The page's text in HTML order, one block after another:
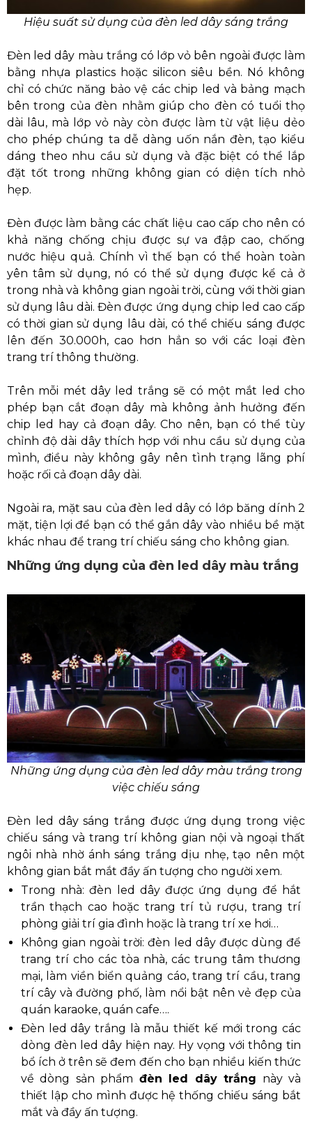
Hiệu suất sử dụng của đèn led dây sáng trắng
Đèn led dây màu trắng có lớp vỏ bên ngoài được làm
bằng nhựa plastics hoặc silicon siêu bền. Nó không
chỉ có chức năng bảo vệ các chip led và bảng mạch
bên trong của đèn nhằm giúp cho đèn có tuổi thọ
dài lâu, mà lớp vỏ này còn được làm từ vật liệu dẻo
cho phép chúng ta dễ dàng uốn nắn đèn, tạo kiểu
dáng theo nhu cầu sử dụng và đặc biệt có thể lắp
đặt tốt trong những không gian có diện tích nhỏ
hẹp.
Đèn được làm bằng các chất liệu cao cấp cho nên có
khả năng chống chịu được sự va đập cao, chống
nước hiệu quả. Chính vì thế bạn có thể hoàn toàn
yên tâm sử dụng, nó có thể sử dụng được kể cả ở
trong nhà và không gian ngoài trời, cùng với thời gian
sử dụng lâu dài. Đèn được ứng dụng chip led cao cấp
có thời gian sử dụng lâu dài, có thể chiếu sáng được
lên đến 30.000h, cao hơn hẳn so với các loại đèn
trang trí thông thường.
Trên mỗi mét dây led trắng sẽ có một mắt led cho
phép bạn cắt đoạn dây mà không ảnh hưởng đến
chip led hay cả đoạn dây. Cho nên, bạn có thể tùy
chỉnh độ dài dây thích hợp với nhu cầu sử dụng của
mình, điều này không gây nên tình trạng lãng phí
hoặc rối cả đoạn dây dài.
Ngoài ra, mặt sau của đèn led dây có lớp băng dính 2
mặt, tiện lợi để bạn có thể gắn dây vào nhiều bề mặt
khác nhau để trang trí chiếu sáng cho không gian.
Những ứng dụng của đèn led dây màu trắng
Những ứng dụng của đèn led dây màu trắng trong
việc chiếu sáng
Đèn led dây sáng trắng được ứng dụng trong việc
chiếu sáng và trang trí không gian nội và ngoại thất
ngôi nhà nhờ ánh sáng trắng dịu nhẹ, tạo nên một
không gian bắt mắt đầy ấn tượng cho người xem.
Trong nhà: đèn led dây được ứng dụng để hắt
trần thạch cao hoặc trang trí tủ rượu, trang trí
phòng giải trí gia đình hoặc là trang trí xe hơi…
Không gian ngoài trời: đèn led dây được dùng để
trang trí cho các tòa nhà, các trung tâm thương
mại, làm viền biển quảng cáo, trang trí cầu, trang
trí cây và đường phố, làm nổi bật nên vẻ đẹp của
quán karaoke, quán cafe….
Đèn led dây trắng là mẫu thiết kế mới trong các
dòng đèn led dây hiện nay. Hy vọng với thông tin
bổ ích ở trên sẽ đem đến cho bạn nhiều kiến thức
về dòng sản phẩm đèn led dây trắng này và
thiết lập cho mình được hệ thống chiếu sáng bắt
mắt và đầy ấn tượng.